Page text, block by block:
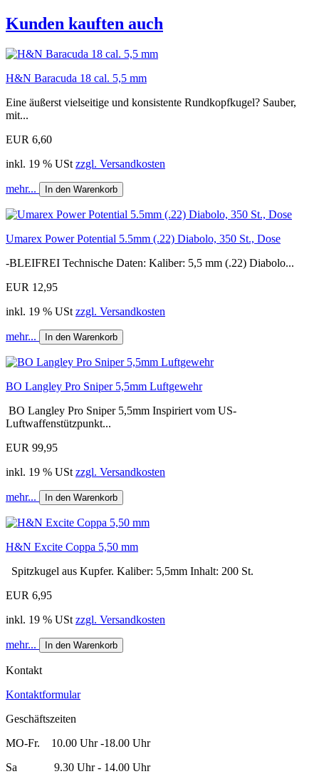
Kunden kauften auch
H&N Baracuda 18 cal. 5,5 mm
Eine äußerst vielseitige und konsistente Rundkopfkugel? Sauber,
mit...
EUR 6,60
inkl. 19 % USt zzgl. Versandkosten
mehr... In den Warenkorb
Umarex Power Potential 5.5mm (.22) Diabolo, 350 St., Dose
-BLEIFREI Technische Daten: Kaliber: 5,5 mm (.22) Diabolo...
EUR 12,95
inkl. 19 % USt zzgl. Versandkosten
mehr... In den Warenkorb
BO Langley Pro Sniper 5,5mm Luftgewehr
BO Langley Pro Sniper 5,5mm Inspiriert vom US-
Luftwaffenstützpunkt...
EUR 99,95
inkl. 19 % USt zzgl. Versandkosten
mehr... In den Warenkorb
H&N Excite Coppa 5,50 mm
Spitzkugel aus Kupfer. Kaliber: 5,5mm Inhalt: 200 St.
EUR 6,95
inkl. 19 % USt zzgl. Versandkosten
mehr... In den Warenkorb
Kontakt
Kontaktformular
Geschäftszeiten
MO-Fr. 10.00 Uhr -18.00 Uhr
Sa 9.30 Uhr - 14.00 Uhr